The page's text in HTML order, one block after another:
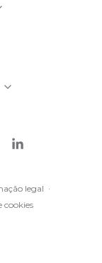
legal ·
cookies